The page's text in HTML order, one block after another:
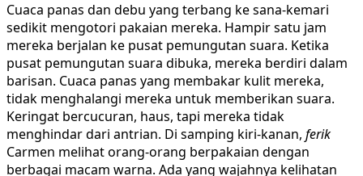
Cuaca panas dan debu yang terbang ke sana-kemari
sedikit mengotori pakaian mereka. Hampir satu jam
mereka berjalan ke pusat pemungutan suara. Ketika
pusat pemungutan suara dibuka, mereka berdiri dalam
barisan. Cuaca panas yang membakar kulit mereka,
tidak menghalangi mereka untuk memberikan suara.
Keringat bercucuran, haus, tapi mereka tidak
menghindar dari antrian. Di samping kiri-kanan, ferik
Carmen melihat orang-orang berpakaian dengan
berbagai macam warna. Ada yang wajahnya kelihatan